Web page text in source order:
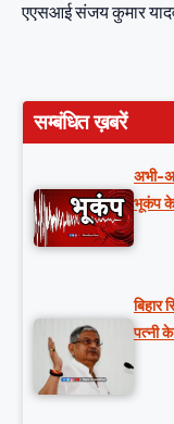
एएसआई संजय कुमार
सम्बंधित ख़बरें
अभी-
भूकंप के
बिहार
पत्नी